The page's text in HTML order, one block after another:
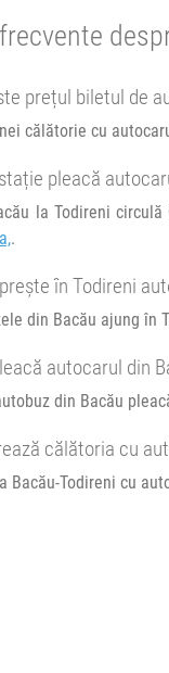
Afiseaza itinerariu
Autogara Ulderic
de operator.
Autogara Ulderic
Afiseaza itinerariu
Todireni
Compania RVG :
OTOPENI > 07:15
itinerariu
prețul biletul de
călătorie cu
pleacă
la Todireni
.
în Todireni
din Bacău ajung în
autocarul din
din Bacău
călătoria cu
Bacău-Todireni cu